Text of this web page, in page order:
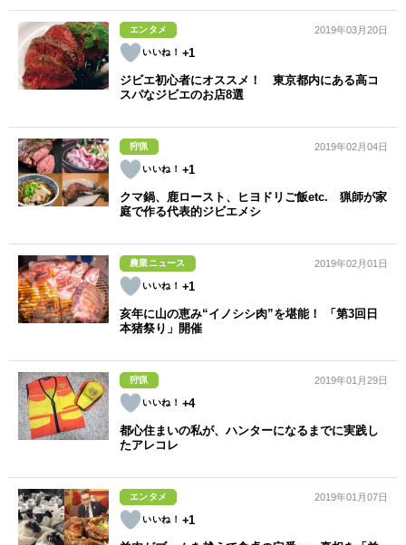
エンタメ
+1
2019年03月20日
ジビエ初心者にオススメ！ 東京都内にある高コ
スパなジビエのお店8選
狩猟
+1
2019年02月04日
クマ鍋、鹿ロースト、ヒヨドリご飯etc. 猟師が家
庭で作る代表的ジビエメシ
農業ニュース
+1
2019年02月01日
亥年に山の恵み“イノシシ肉”を堪能！ 「第3回日
本猪祭り」開催
狩猟
+4
2019年01月29日
都心住まいの私が、ハンターになるまでに実践し
たアレコレ
エンタメ
+1
2019年01月07日